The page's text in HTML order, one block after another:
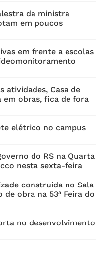
da ministra
em poucos
em frente a escolas
atividades, Casa de
em obras, fica de fora
elétrico no campus
do RS na Quarta
nesta sexta-feira
construída no Sala
obra na 53ª Feira do
no desenvolvimento